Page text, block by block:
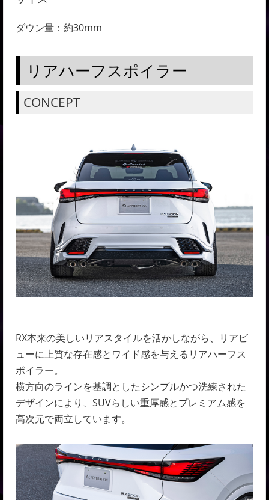
ダウン量：約30mm
リアハーフスポイラー
CONCEPT
RX本来の美しいリアスタイルを活かしながら、リアビ
ューに上質な存在感とワイド感を与えるリアハーフス
ポイラー。
横方向のラインを基調としたシンプルかつ洗練された
デザインにより、SUVらしい重厚感とプレミアム感を
高次元で両立しています。